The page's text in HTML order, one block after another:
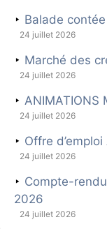
Balade
24 juillet 2026
Marché des
24 juillet 2026
ANIMATIONS
24 juillet 2026
Offre
24 juillet 2026
Compte-
2026
24 juillet 2026